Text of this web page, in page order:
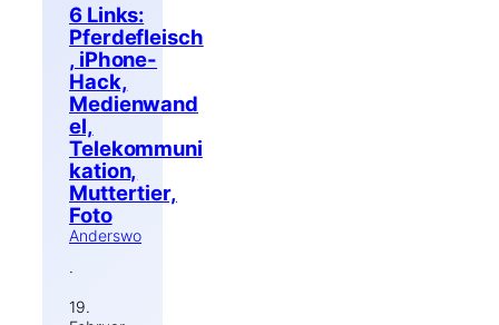
6 Links:
Pferdefleisch
, iPhone-
Hack,
Medienwand
el,
Telekommuni
kation,
Muttertier,
Foto
Anderswo
·
19.